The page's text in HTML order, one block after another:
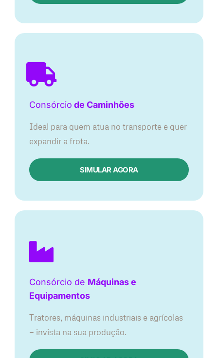
Consórcio de Caminhões
Ideal para quem atua no transporte e quer
expandir a frota.
SIMULAR AGORA
Consórcio de Máquinas e
Equipamentos
Tratores, máquinas industriais e agrícolas
— invista na sua produção.